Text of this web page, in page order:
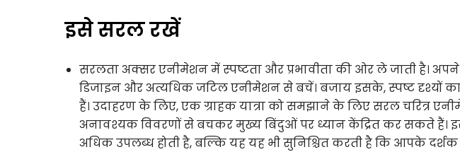
इसे सरल रखें
सरलता अक्सर एनीमेशन में स्पष्टता और प्रभावीता की ओर ले जाती है।
डिजाइन और अत्यधिक जटिल एनीमेशन से बचें। बजाय इसके, स्पष्ट दृश्यों
हैं। उदाहरण के लिए, एक ग्राहक यात्रा को समझाने के लिए सरल चरित्र
अनावश्यक विवरणों से बचकर मुख्य बिंदुओं पर ध्यान केंद्रित कर सकते
अधिक उपलब्ध होती है, बल्कि यह यह भी सुनिश्चित करती है कि आपके